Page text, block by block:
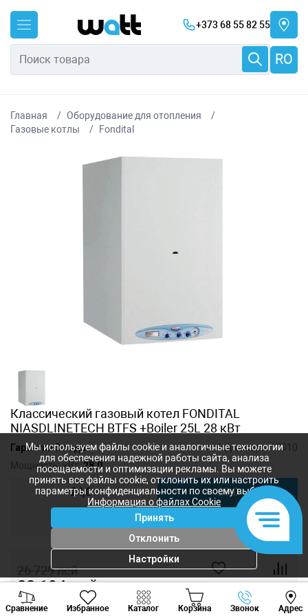
+373 68 55 82 55
RO
Главная
Оборудование для отопления
Газовые котлы
Fondital
Классический газовый котел FONDITAL
NIASDLINETECH BTFS +Boiler 25L 28 кВт
Гарантия 3 года Код товара:17010
Мощность, кВт:28,0
24,0 28,0
26 729лей
22 194лей
Сравнение Избранное Каталог Корзина Звонок Адрес
Viber Whatsapp
Мы используем файлы cookie и аналогичные технологии
для обеспечения надежной работы сайта, анализа
посещаемости и оптимизации рекламы. Вы можете
принять все файлы cookie, отклонить их или настроить
параметры конфиденциальности по своему выбору.
Информация о файлах Cookie
Принять
Отклонить
Настройки